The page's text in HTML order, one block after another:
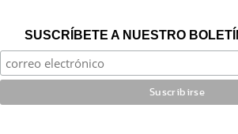
SUSCRÍBETE A NUESTRO